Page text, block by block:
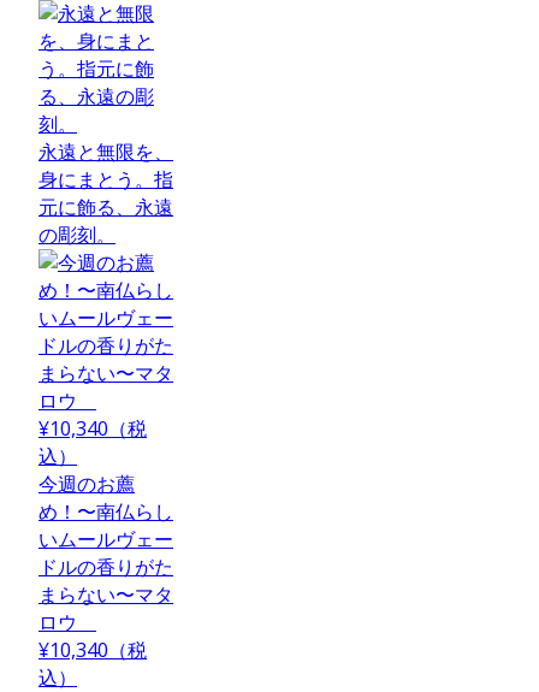
永遠と無限を、
身にまとう。指
元に飾る、永遠
の彫刻。
今週のお薦
め！〜南仏らし
いムールヴェー
ドルの香りがた
まらない〜マタ
ロウ
¥10,340（税
込）